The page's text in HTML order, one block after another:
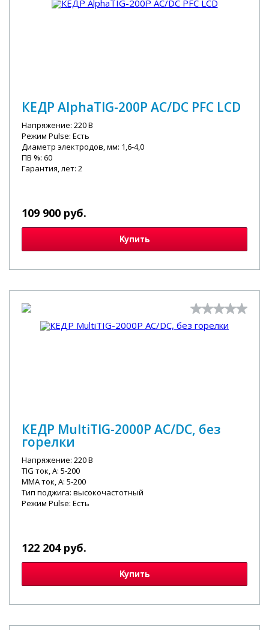
КЕДР AlphaTIG-200P AC/DC PFC LCD
Напряжение: 220 В
Режим Pulse: Есть
Диаметр электродов, мм: 1,6-4,0
ПВ %: 60
Гарантия, лет: 2
109 900 руб.
Купить
КЕДР MultiTIG-2000P AC/DC, без
горелки
Напряжение: 220 В
TIG ток, А: 5-200
MMA ток, А: 5-200
Тип поджига: высокочастотный
Режим Pulse: Есть
122 204 руб.
Купить